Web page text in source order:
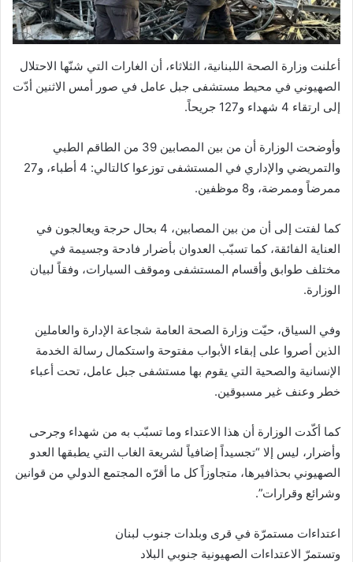
أعلنت وزارة الصحة اللبنانية، الثلاثاء، أن الغارات التي شنّها الاحتلال
الصهيوني في محيط مستشفى جبل عامل في صور أمس الاثنين أدّت
إلى ارتقاء 4 شهداء و127 جريحاً.
وأوضحت الوزارة أن من بين المصابين 39 من الطاقم الطبي
والتمريضي والإداري في المستشفى توزعوا كالتالي: 4 أطباء، و27
ممرضاً وممرضة، و8 موظفين.
كما لفتت إلى أن من بين المصابين، 4 بحال حرجة ويعالجون في
العناية الفائقة، كما تسبّب العدوان بأضرار فادحة وجسيمة في
مختلف طوابق وأقسام المستشفى وموقف السيارات، وفقاً لبيان
الوزارة.
وفي السياق، حيّت وزارة الصحة العامة شجاعة الإدارة والعاملين
الذين أصروا على إبقاء الأبواب مفتوحة واستكمال رسالة الخدمة
الإنسانية والصحية التي يقوم بها مستشفى جبل عامل، تحت أعباء
خطر وعنف غير مسبوقين.
كما أكّدت الوزارة أن هذا الاعتداء وما تسبّب به من شهداء وجرحى
وأضرار، ليس إلا “تجسيداً إضافياً لشريعة الغاب التي يطبقها العدو
الصهيوني بحذافيرها، متجاوزاً كل ما أقرّه المجتمع الدولي من قوانين
وشرائع وقرارات”.
اعتداءات مستمرّة في قرى وبلدات جنوب لبنان
وتستمرّ الاعتداءات الصهيونية جنوبي البلاد